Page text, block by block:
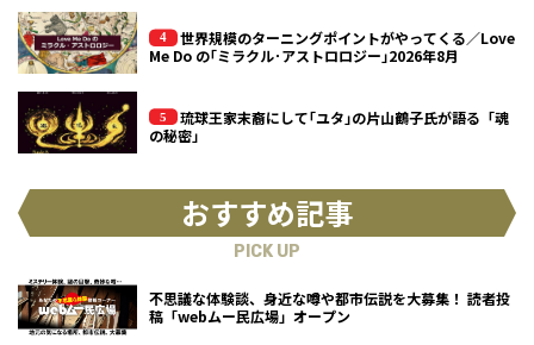
世界規模のターニングポイントがやってくる／Love
Me Do の｢ミラクル･アストロロジー｣2026年8月
琉球王家末裔にして｢ユタ｣の片山鶴子氏が語る「魂
の秘密」
おすすめ記事
PICK UP
不思議な体験談、身近な噂や都市伝説を大募集！ 読者投
稿「webムー民広場」オープン